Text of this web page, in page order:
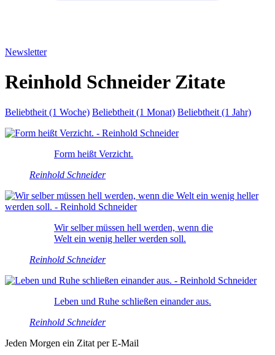
Newsletter
Reinhold Schneider Zitate
Beliebtheit (1 Woche) Beliebtheit (1 Monat) Beliebtheit (1 Jahr)
Form heißt Verzicht.
Reinhold Schneider
Wir selber müssen hell werden, wenn die
Welt ein wenig heller werden soll.
Reinhold Schneider
Leben und Ruhe schließen einander aus.
Reinhold Schneider
Jeden Morgen ein Zitat per E-Mail